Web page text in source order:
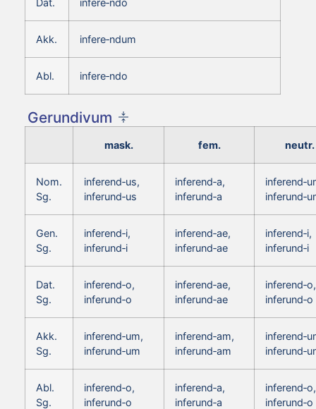
Akk. infere‑ndum
Abl. infere‑ndo
Gerundivum
mask. fem. neutr.
Nom.
Sg.
inferend‑us,
inferund‑us
inferend‑a,
inferund‑a
Gen.
Sg.
inferend‑i,
inferund‑i
inferend‑ae,
inferund‑ae
inferend‑i,
inferund‑i
Dat.
Sg.
inferend‑o,
inferund‑o
inferend‑ae,
inferund‑ae
inferend‑o,
inferund‑o
Akk.
Sg.
inferend‑um,
inferund‑um
inferend‑am,
inferund‑am
Abl.
Sg.
inferend‑o,
inferund‑o
inferend‑a,
inferund‑a
inferend‑o,
inferund‑o